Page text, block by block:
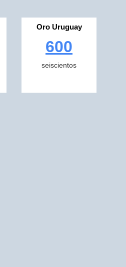
Oro Uruguay
600
seiscientos